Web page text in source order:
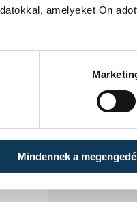
amelyeket Ön
Mindennek a
Rá sem
rekordokat
legforróbb
Egyesült
amilyenre 155
A
hoz a